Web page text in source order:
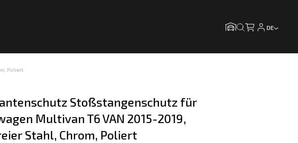
DE
Poliert
Stoßstangenschutz für
Multivan T6 VAN 2015-2019,
Stahl, Chrom, Poliert